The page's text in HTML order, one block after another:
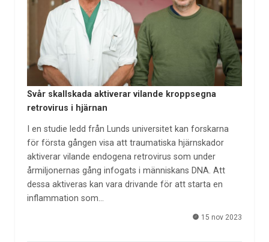
Svår skallskada aktiverar vilande kroppsegna
retrovirus i hjärnan
I en studie ledd från Lunds universitet kan forskarna
för första gången visa att traumatiska hjärnskador
aktiverar vilande endogena retrovirus som under
årmiljonernas gång infogats i människans DNA. Att
dessa aktiveras kan vara drivande för att starta en
inflammation som…
15 nov 2023